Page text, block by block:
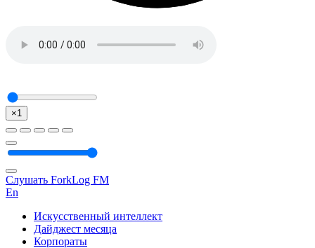
×1
Слушать ForkLog FM
En
Искусственный интеллект
Дайджест месяца
Корпораты